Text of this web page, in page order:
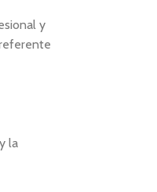
y
la